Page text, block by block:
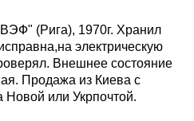
(Рига), 1970г. Хранил
электрическую
Внешнее состояние
Продажа из Киева с
или Укрпочтой.